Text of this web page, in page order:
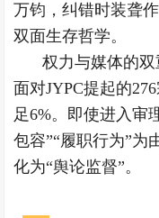
万钧，纠错时装聋
双面生存哲学。
权力与媒体的双
面对JYPC提起的
足6%。即使进入审
包容”“履职行为”为
化为“舆论监督”。